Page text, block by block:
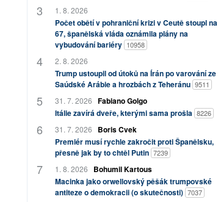
1. 8. 2026
Počet obětí v pohraniční krizi v Ceutě stoupl na
67, španělská vláda oznámila plány na
vybudování bariéry 10958
2. 8. 2026
Trump ustoupil od útoků na Írán po varování ze
Saúdské Arábie a hrozbách z Teheránu 9511
31. 7. 2026 Fabiano Golgo
Itálie zavírá dveře, kterými sama prošla 8226
31. 7. 2026
Boris Cvek
Premiér musí rychle zakročit proti Španělsku,
přesně jak by to chtěl Putin 7239
1. 8. 2026
Bohumil Kartous
Macinka jako orwellovský pěšák trumpovské
antiteze o demokracii (o skutečnosti) 7037